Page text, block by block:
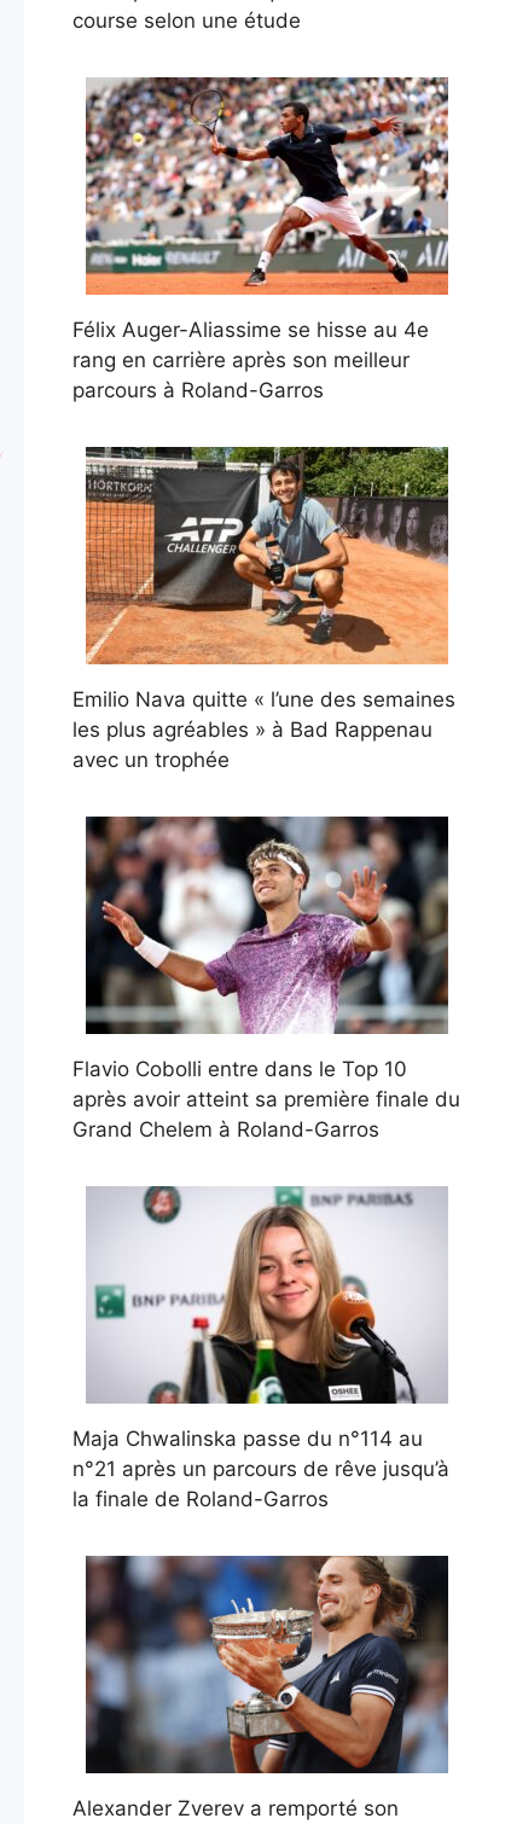
course selon une étude
Félix Auger-Aliassime se hisse au 4e
rang en carrière après son meilleur
parcours à Roland-Garros
Emilio Nava quitte « l’une des semaines
les plus agréables » à Bad Rappenau
avec un trophée
Flavio Cobolli entre dans le Top 10
après avoir atteint sa première finale du
Grand Chelem à Roland-Garros
Maja Chwalinska passe du n°114 au
n°21 après un parcours de rêve jusqu’à
la finale de Roland-Garros
Alexander Zverev a remporté son